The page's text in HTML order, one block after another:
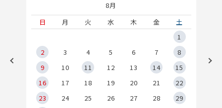
8月
日
月 火 水 木 金
土
1
2
3 4 5 6 7
8
9
10 11 12 13 14
15
16
17 18 19 20 21
22
23
24 25 26 27 28
29